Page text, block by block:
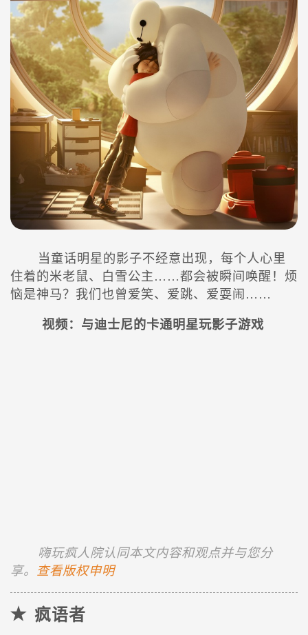
当童话明星的影子不经意出现，每个人心里
住着的米老鼠、白雪公主……都会被瞬间唤醒！烦
恼是神马？我们也曾爱笑、爱跳、爱耍闹……
视频：与迪士尼的卡通明星玩影子游戏
嗨玩疯人院认同本文内容和观点并与您分
享。 查看版权申明
疯语者